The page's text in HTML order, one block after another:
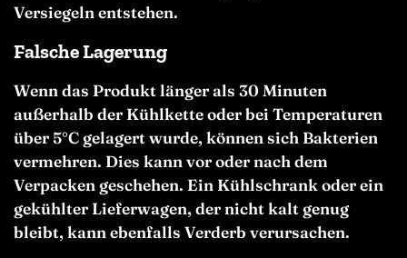
Versiegeln entstehen.
Falsche Lagerung
Wenn das Produkt länger als 30 Minuten
außerhalb der Kühlkette oder bei Temperaturen
über 5°C gelagert wurde, können sich Bakterien
vermehren. Dies kann vor oder nach dem
Verpacken geschehen. Ein Kühlschrank oder ein
gekühlter Lieferwagen, der nicht kalt genug
bleibt, kann ebenfalls Verderb verursachen.